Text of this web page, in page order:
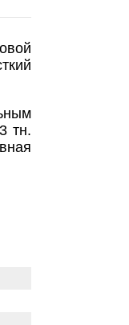
тн.